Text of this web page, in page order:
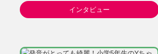
インタビュー